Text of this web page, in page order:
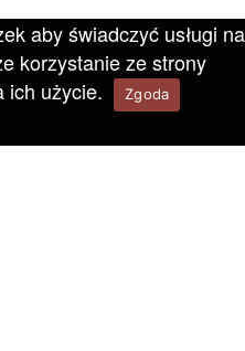
aby świadczyć usługi na
korzystanie ze strony
ich użycie.
Zgoda